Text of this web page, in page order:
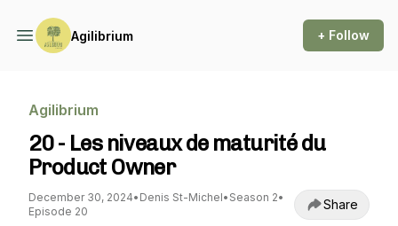
Agilibrium + Follow
Agilibrium
20 - Les niveaux de maturité du
Product Owner
December 30, 2024• Denis St-Michel• Season 2•
Episode 20
Share